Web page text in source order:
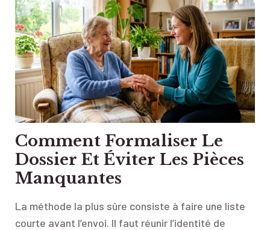
Comment Formaliser Le
Dossier Et Éviter Les Pièces
Manquantes
La méthode la plus sûre consiste à faire une liste
courte avant l’envoi. Il faut réunir l’identité de